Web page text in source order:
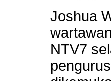
Joshua
NTV7